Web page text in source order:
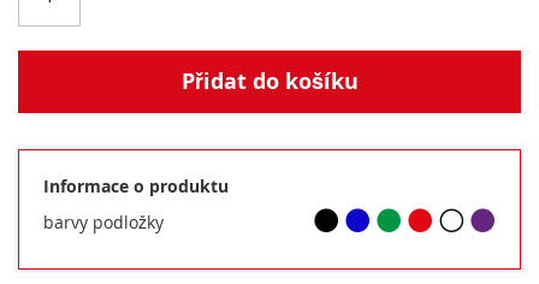
Přidat do košíku
Informace o produktu
barvy podložky